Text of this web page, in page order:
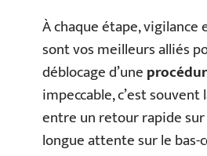
À chaque étape,
sont vos meilleurs alliés
déblocage d’une
impeccable, c’est
entre un retour rapide
longue attente sur le bas-